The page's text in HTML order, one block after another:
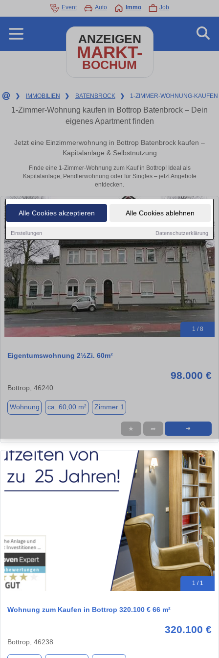
Alle Cookies akzeptieren Alle Cookies ablehnen
Einstellungen Datenschutzerklärung
Event Auto Immo Job
ANZEIGEN
MARKT-
BOCHUM
❯ IMMOBILIEN ❯ BATENBROCK ❯ 1-ZIMMER-WOHNUNG-KAUFEN
1-Zimmer-Wohnung kaufen in Bottrop Batenbrock – Dein
eigenes Apartment finden
Jetzt eine Einzimmerwohnung in Bottrop Batenbrock kaufen –
Kapitalanlage & Selbstnutzung
Finde eine 1-Zimmer-Wohnung zum Kauf in Bottrop! Ideal als
Kapitalanlage, Pendlerwohnung oder für Singles – jetzt Angebote
entdecken.
1 / 8
Eigentumswohnung 2½Zi. 60m²
98.000 €
Bottrop, 46240
Wohnung ca. 60,00 m² Zimmer 1
★ ➦ ➜
1 / 1
Wohnung zum Kaufen in Bottrop 320.100 € 66 m²
320.100 €
Bottrop, 46238